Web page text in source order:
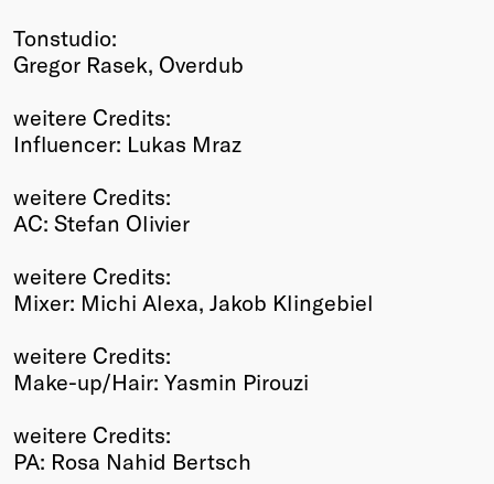
Tonstudio:
Gregor Rasek, Overdub
weitere Credits:
Influencer: Lukas Mraz
weitere Credits:
AC: Stefan Olivier
weitere Credits:
Mixer: Michi Alexa, Jakob Klingebiel
weitere Credits:
Make-up/Hair: Yasmin Pirouzi
weitere Credits:
PA: Rosa Nahid Bertsch